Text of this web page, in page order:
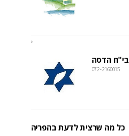
בי"ח הדסה
072-2160015
כל מה שרצית לדעת בהפריה